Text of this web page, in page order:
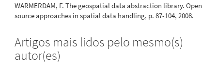
WARMERDAM, F. The geospatial data abstraction library. Open
source approaches in spatial data handling, p. 87-104, 2008.
Artigos mais lidos pelo mesmo(s)
autor(es)